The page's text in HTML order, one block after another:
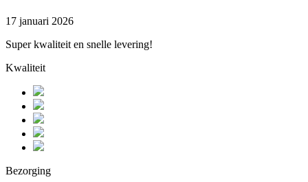
17 januari 2026
Super kwaliteit en snelle levering!
Kwaliteit
Bezorging